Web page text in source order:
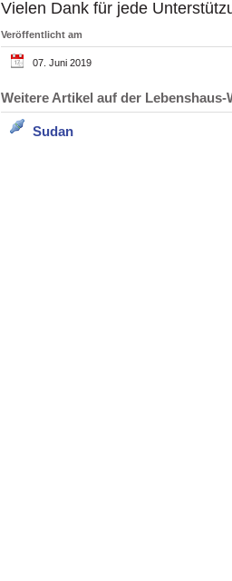
Vielen Dank für jede
Veröffentlicht am
07. Juni 2019
Weitere Artikel auf der
Sudan